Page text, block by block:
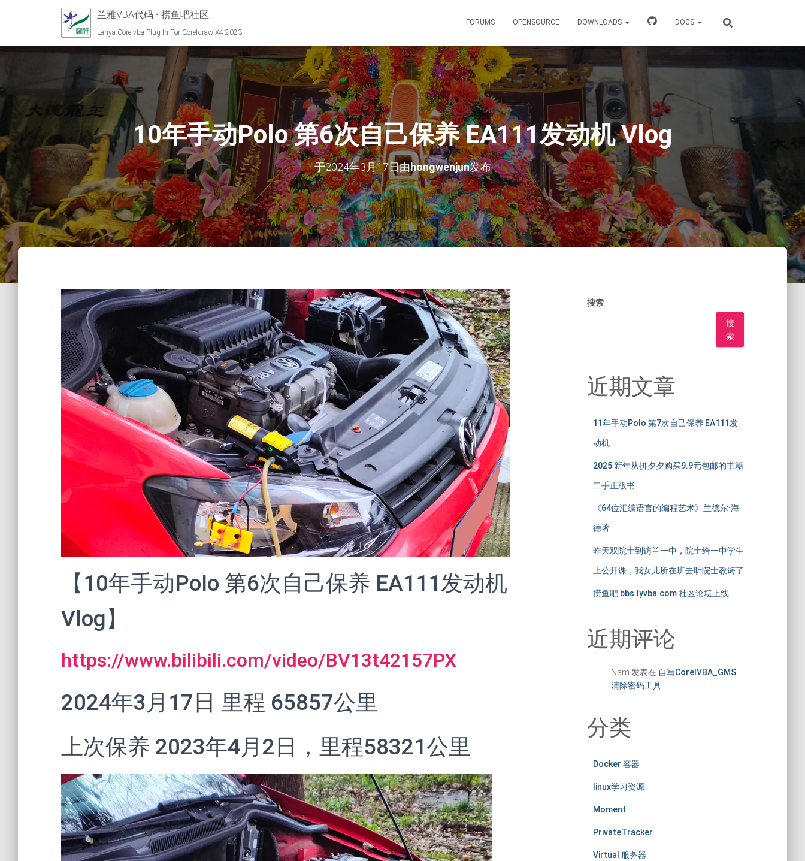
兰雅VBA代码 - 捞鱼吧社区
Lanya Corelvba Plug-In For Coreldraw X4-2023
FORUMS OPENSOURCE DOWNLOADS DOCS
10年手动Polo 第6次自己保养 EA111发动机 Vlog
于2024年3月17日由hongwenjun发布
【10年手动Polo 第6次自己保养 EA111发动机
Vlog】
https://www.bilibili.com/video/BV13t42157PX
2024年3月17日 里程 65857公里
上次保养 2023年4月2日，里程58321公里
搜索
搜
索
近期文章
11年手动Polo 第7次自己保养 EA111发
动机
2025 新年从拼夕夕购买9.9元包邮的书籍
二手正版书
《64位汇编语言的编程艺术》兰德尔·海
德著
昨天双院士到访兰一中，院士给一中学生
上公开课，我女儿所在班去听院士教诲了
捞鱼吧 bbs.lyvba.com 社区论坛上线
近期评论
Nam 发表在 自写CorelVBA_GMS
清除密码工具
分类
Docker 容器
linux学习资源
Moment
PrivateTracker
Virtual 服务器